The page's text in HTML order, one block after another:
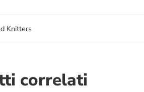
Knitters
correlati